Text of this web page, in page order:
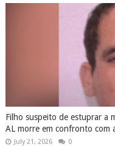
Filho suspeito de estuprar a
AL morre em confronto com
July 21, 2026 0